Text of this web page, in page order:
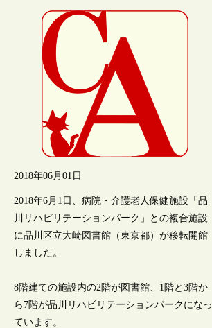
2018年06月01日
2018年6月1日、病院・介護老人保健施設「品
川リハビリテーションパーク」との複合施設
に品川区立大崎図書館（東京都）が移転開館
しました。
8階建ての施設内の2階が図書館、1階と3階か
ら7階が品川リハビリテーションパークになっ
ています。